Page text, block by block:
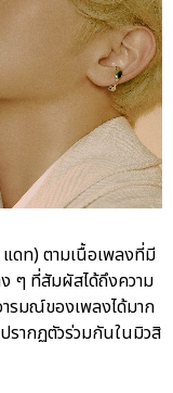
แดท) ตามเนื้อเพลงที่มี
ๆ ที่สัมผัสได้ถึงความ
รมณ์ของเพลงได้มาก
รากฏตัวร่วมกันในมิวสิ